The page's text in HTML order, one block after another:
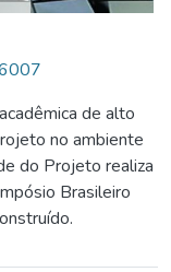
de alto
no ambiente
do Projeto realiza
Brasileiro